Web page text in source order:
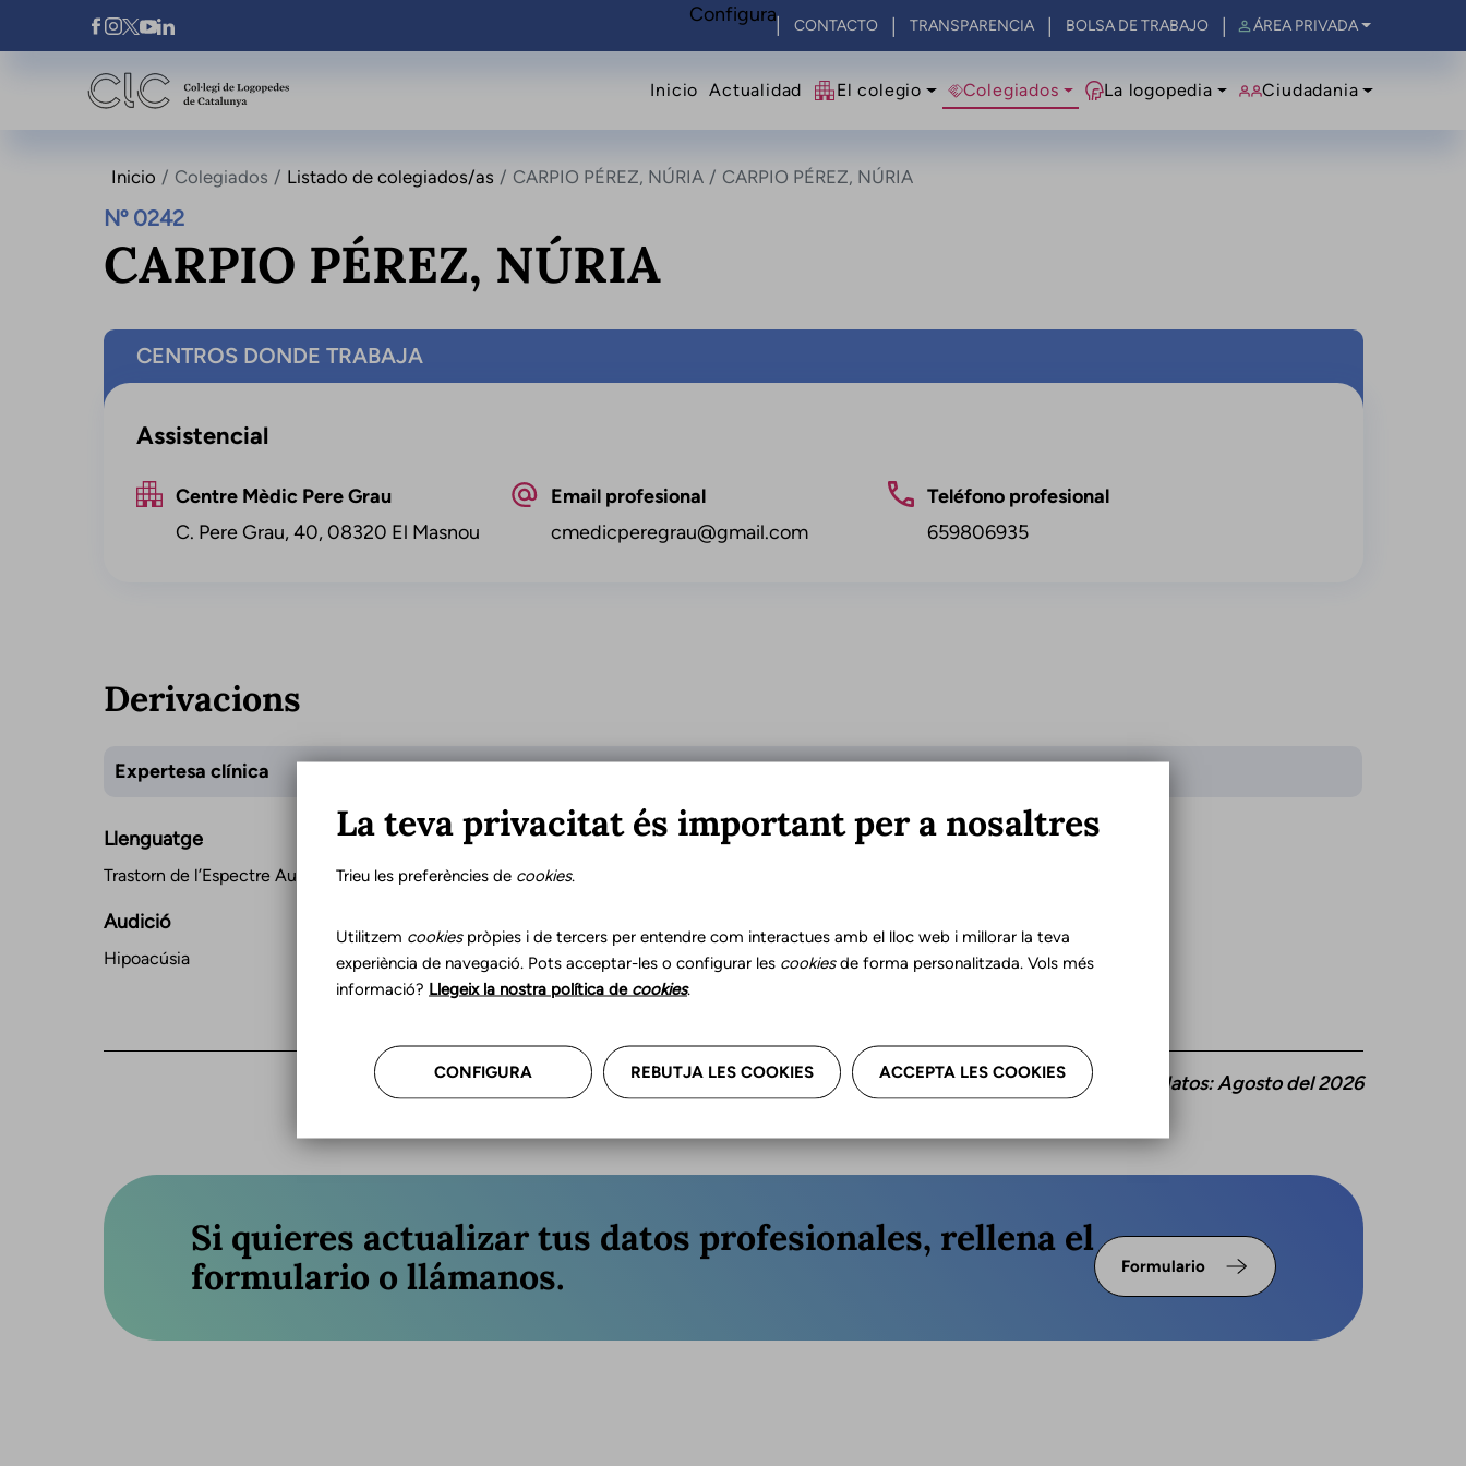
Pasar al contenido principal
Xarxes Socials CONTACTO TRANSPARENCIA BOLSA DE TRABAJO ÁREA PRIVADA
Navegació principal
Inicio Actualidad El colegio Colegiados La logopedia Ciudadania
Inicio Colegiados Listado de colegiados/as CARPIO PÉREZ, NÚRIA CARPIO PÉREZ, NÚRIA
Nº 0242
CARPIO PÉREZ, NÚRIA
CENTROS DONDE TRABAJA
Assistencial
Centre Mèdic Pere Grau
C. Pere Grau, 40, 08320 El Masnou
Email profesional
cmedicperegrau@gmail.com
Teléfono profesional
659806935
Derivacions
Expertesa clínica
Llenguatge
Trastorn de l’Espectre Autista
Audició
Hipoacúsia
Adultos
Personas mayores
Català
Última actualización de estos datos: Agosto del 2026
Si quieres actualizar tus datos profesionales, rellena el
formulario o llámanos.
Formulario
Configura
La teva privacitat és important per a nosaltres
Trieu les preferències de cookies.
Utilitzem cookiespròpies i de tercers per entendre com interactues amb el lloc web i millorar la teva
experiència de navegació. Pots acceptar-les o configurar les cookiesde forma personalitzada. Vols més
informació? Llegeix la nostra política de cookies.
CONFIGURA REBUTJA LES COOKIES ACCEPTA LES COOKIES